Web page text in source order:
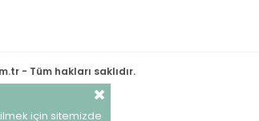
- Tüm hakları saklıdır.
için sitemizde